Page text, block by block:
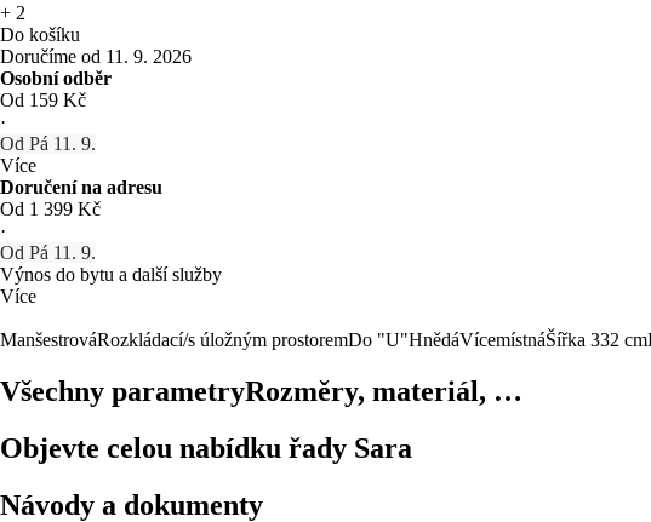
+ 2
Do košíku
Doručíme od 11. 9. 2026
Osobní odběr
Od 159 Kč
·
Od Pá 11. 9.
Více
Doručení na adresu
Od 1 399 Kč
·
Od Pá 11. 9.
Výnos do bytu a další služby
Více
ManšestrováRozkládací/s úložným prostoremDo "U"HnědáVícemístnáŠířka 332 cm
Všechny parametryRozměry, materiál, …
Objevte celou nabídku řady Sara
Návody a dokumenty